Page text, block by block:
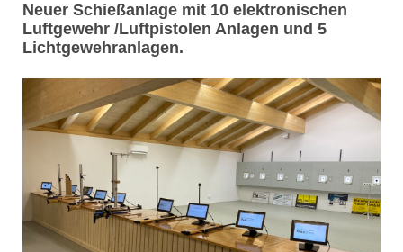
Neuer Schießanlage mit 10 elektronischen
Luftgewehr /Luftpistolen Anlagen und 5
Lichtgewehranlagen.